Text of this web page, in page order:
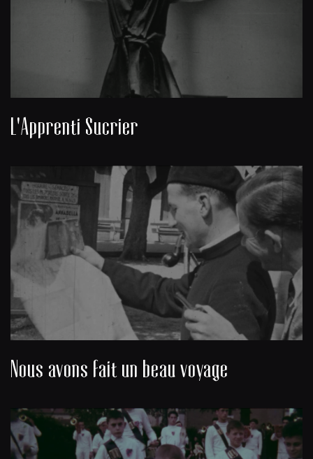
L'Apprenti Sucrier
Nous avons fait un beau voyage